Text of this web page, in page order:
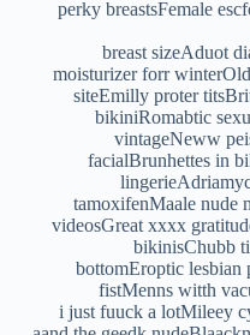
perky breastsFemale
breast sizeAduot
moisturizer forr
siteEmilly proter
bikiniRomabtic
vintageNeww
facialBrunhettes in
tamoxifenMaale nude
videosGreat xxxx
bikinisChubb
bottomEroptic lesbian
fistMenns witth
i just fuuck a lotMileey